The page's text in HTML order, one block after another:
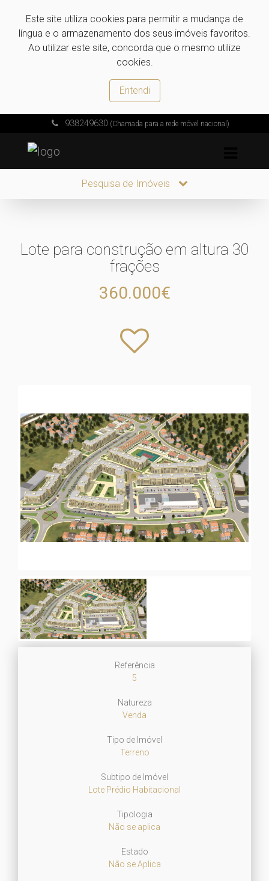
Este site utiliza cookies para permitir a mudança de
língua e o armazenamento dos seus imóveis favoritos.
Ao utilizar este site, concorda que o mesmo utilize
cookies.
Entendi
938249630 (Chamada para a rede móvel nacional)
Pesquisa de Imóveis
Lote para construção em altura 30
frações
360.000€
Referência
5
Natureza
Venda
Tipo de Imóvel
Terreno
Subtipo de Imóvel
Lote Prédio Habitacional
Tipologia
Não se aplica
Estado
Não se Aplica